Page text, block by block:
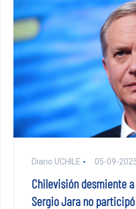
Diario UCHILE 05-09-
Chilevisión desmiente
Sergio Jara no